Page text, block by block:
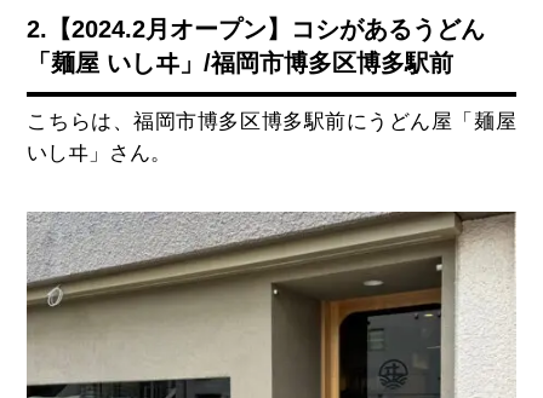
2.【2024.2月オープン】コシがあるうどん
「麺屋 いしヰ」/福岡市博多区博多駅前
こちらは、福岡市博多区博多駅前にうどん屋「麺屋
いしヰ」さん。